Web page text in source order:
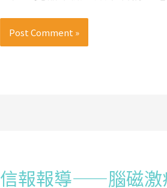
信報報導——腦磁激